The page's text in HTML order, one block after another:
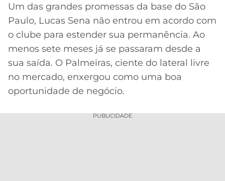
Um das grandes promessas da base do São
Paulo, Lucas Sena não entrou em acordo com
o clube para estender sua permanência. Ao
menos sete meses já se passaram desde a
sua saída. O Palmeiras, ciente do lateral livre
no mercado, enxergou como uma boa
oportunidade de negócio.
PUBLICIDADE